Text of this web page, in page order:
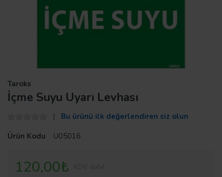
Taroks
İçme Suyu Uyarı Levhası
Bu ürünü ilk değerlendiren siz olun
Ürün Kodu
U05016
120,00₺